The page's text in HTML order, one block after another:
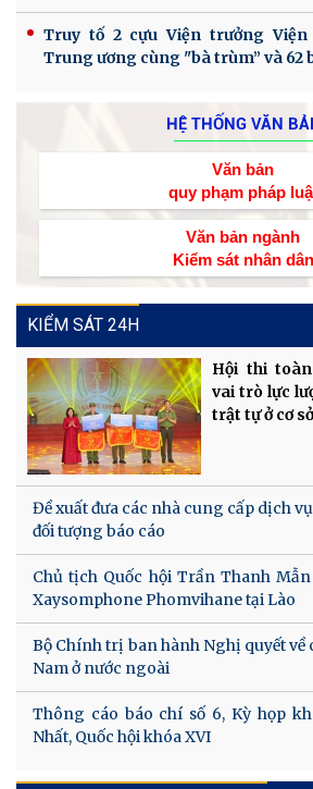
Truy tố 2 cựu Viện trưởng
Trung ương cùng "bà trùm” và 62
HỆ THỐNG VĂN
Văn bản
quy phạm pháp
Văn bản ngành
Kiểm sát nhân dân
KIỂM SÁT 24H
Hội thi
vai trò lực
trật tự ở cơ sở
Đề xuất đưa các nhà cung cấp dịch
đối tượng báo cáo
Chủ tịch Quốc hội Trần Thanh
Xaysomphone Phomvihane tại Lào
Bộ Chính trị ban hành Nghị quyết về
Nam ở nước ngoài
Thông cáo báo chí số 6, Kỳ họp
Nhất, Quốc hội khóa XVI